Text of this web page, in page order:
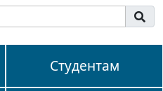
Студентам